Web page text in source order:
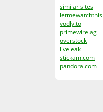
similar sites
letmewatchthis
vodly.to
primewire.ag
overstock
liveleak
stickam.com
pandora.com